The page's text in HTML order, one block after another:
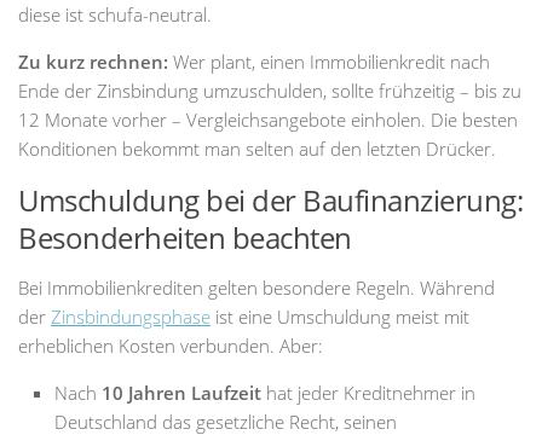
diese ist schufa-neutral.
Zu kurz rechnen: Wer plant, einen Immobilienkredit nach
Ende der Zinsbindung umzuschulden, sollte frühzeitig – bis zu
12 Monate vorher – Vergleichsangebote einholen. Die besten
Konditionen bekommt man selten auf den letzten Drücker.
Umschuldung bei der Baufinanzierung:
Besonderheiten beachten
Bei Immobilienkrediten gelten besondere Regeln. Während
der Zinsbindungsphase ist eine Umschuldung meist mit
erheblichen Kosten verbunden. Aber:
Nach 10 Jahren Laufzeit hat jeder Kreditnehmer in
Deutschland das gesetzliche Recht, seinen